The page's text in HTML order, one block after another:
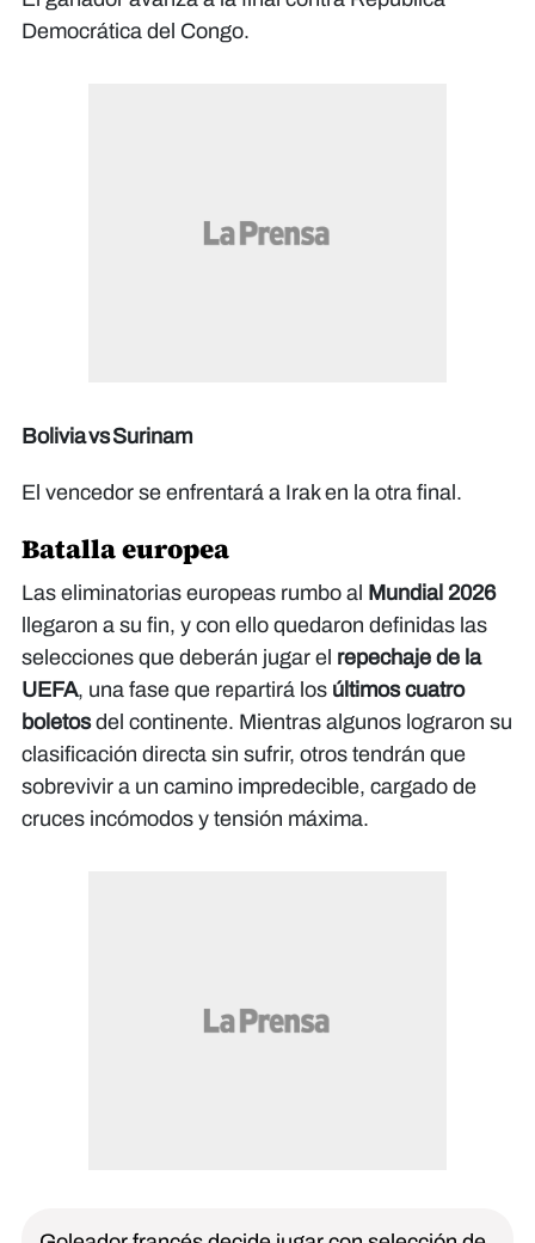
Democrática del Congo.
Bolivia vs Surinam
El vencedor se enfrentará a Irak en la otra final.
Batalla europea
Las eliminatorias europeas rumbo al Mundial 2026
llegaron a su fin, y con ello quedaron definidas las
selecciones que deberán jugar el repechaje de la
UEFA, una fase que repartirá los últimos cuatro
boletosdel continente. Mientras algunos lograron su
clasificación directa sin sufrir, otros tendrán que
sobrevivir a un camino impredecible, cargado de
cruces incómodos y tensión máxima.